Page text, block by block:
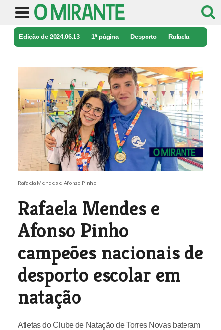
Edição de 2024.06.13 1ª página Desporto Rafaela
Rafaela Mendes e Afonso Pinho
Rafaela Mendes e
Afonso Pinho
campeões nacionais de
desporto escolar em
natação
Atletas do Clube de Natação de Torres Novas bateram